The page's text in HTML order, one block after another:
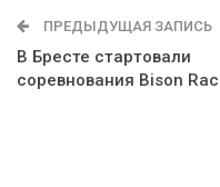
ПРЕДЫДУЩАЯ ЗАПИСЬ
В Бресте стартовали
соревнования Bison